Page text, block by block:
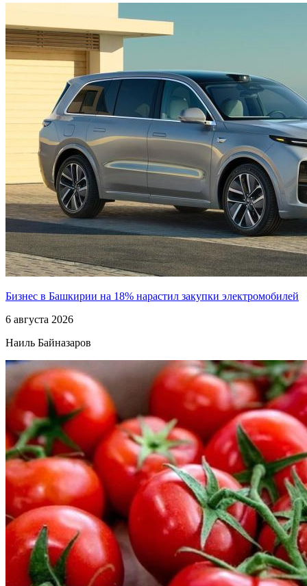
Бизнес в Башкирии на 18% нарастил закупки электромобилей
6 августа 2026
Наиль Байназаров